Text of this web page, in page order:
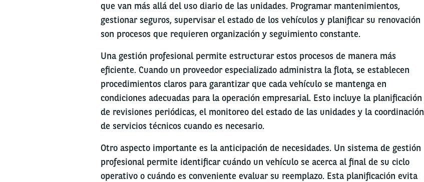
que van más allá del uso diario de las unidades. Programar mantenimientos,
gestionar seguros, supervisar el estado de los vehículos y planificar su renovación
son procesos que requieren organización y seguimiento constante.
Una gestión profesional permite estructurar estos procesos de manera más
eficiente. Cuando un proveedor especializado administra la flota, se establecen
procedimientos claros para garantizar que cada vehículo se mantenga en
condiciones adecuadas para la operación empresarial. Esto incluye la planificación
de revisiones periódicas, el monitoreo del estado de las unidades y la coordinación
de servicios técnicos cuando es necesario.
Otro aspecto importante es la anticipación de necesidades. Un sistema de gestión
profesional permite identificar cuándo un vehículo se acerca al final de su ciclo
operativo o cuándo es conveniente evaluar su reemplazo. Esta planificación evita